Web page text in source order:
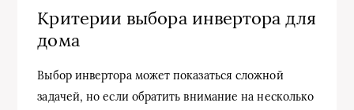
Критерии выбора инвертора для
дома
Выбор инвертора может показаться сложной
задачей, но если обратить внимание на несколько